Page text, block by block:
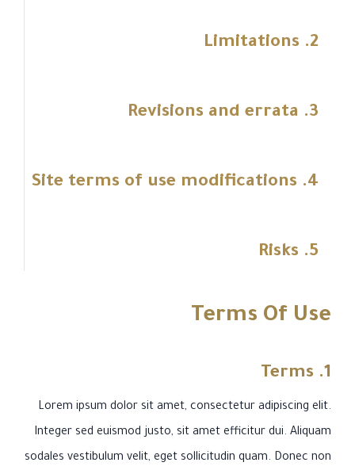
2. Limitations
3. Revisions and errata
4. Site terms of use modifications
5. Risks
Terms Of Use
1. Terms
Lorem ipsum dolor sit amet, consectetur adipiscing elit.
Integer sed euismod justo, sit amet efficitur dui. Aliquam
sodales vestibulum velit, eget sollicitudin quam. Donec non